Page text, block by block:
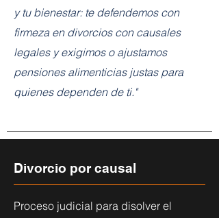
y tu bienestar: te defendemos con
firmeza en divorcios con causales
legales y exigimos o ajustamos
pensiones alimenticias justas para
quienes dependen de ti."
Divorcio por causal
Proceso judicial para disolver el